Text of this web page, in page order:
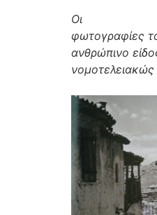
Οι
φωτογραφίες
ανθρώπινο